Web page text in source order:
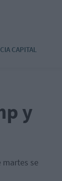
CAPITAL
y
martes se